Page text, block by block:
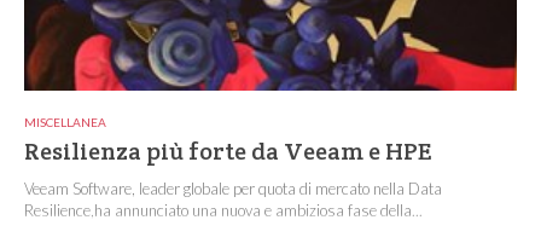
MISCELLANEA
Resilienza più forte da Veeam e HPE
Veeam Software, leader globale per quota di mercato nella Data
Resilience,ha annunciato una nuova e ambiziosa fase della...